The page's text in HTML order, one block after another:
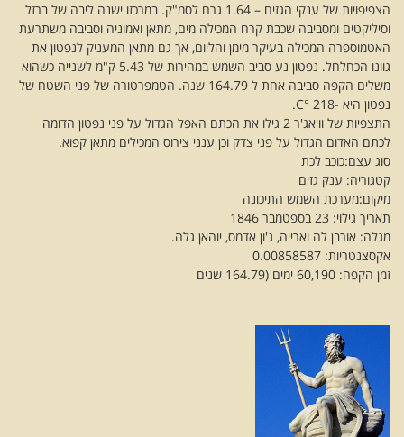
הצפיפויות של ענקי הגזים – 1.64 גרם לסמ"ק. במרכזו ישנה ליבה של ברזל
וסיליקטים ומסביבה שכבת קרח המכילה מים, מתאן ואמוניה וסביבה משתרעת
האטמוספרה המכילה בעיקר מימן והליום, אך גם מתאן המעניק לנפטון את
גוונו הכחלחל. נפטון נע סביב השמש במהירות של 5.43 ק"מ לשנייה כשהוא
משלים הקפה סביבה אחת ל 164.79 שנה. הטמפרטורה של פני השטח של
נפטון היא -218 °C.
התצפיות של וויאג'ר 2 גילו את הכתם האפל הגדול על פני נפטון הדומה
לכתם האדום הגדול על פני צדק וכן ענני צירוס המכילים מתאן קפוא.
סוג עצם:כוכב לכת
קטגוריה: ענק גזים
מיקום:מערכת השמש התיכונה
תאריך גילוי: 23 בספטמבר 1846
מגלה: אורבן לה וארייה, ג'ון אדמס, יוהאן גלה.
אקסצנטריות: 0.00858587
זמן הקפה: 60,190 ימים (164.79 שנים